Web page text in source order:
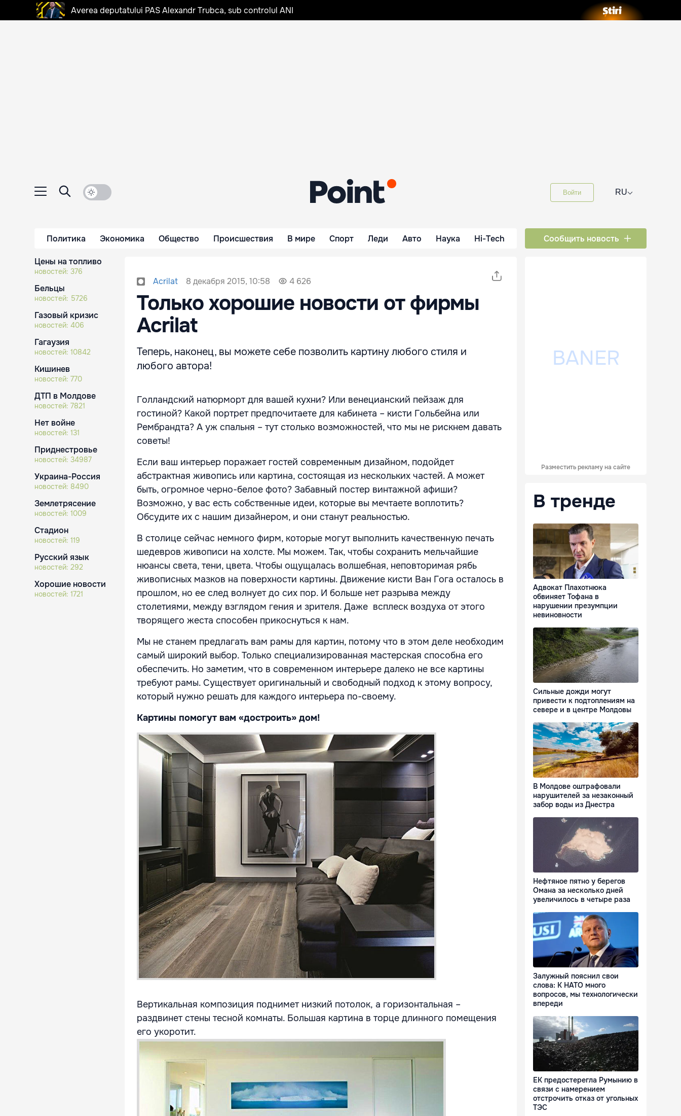
Averea deputatului PAS Alexandr Trubca, sub controlul ANI
Войти RU⌵
Политика Экономика Общество Происшествия В мире Спорт Леди Авто Наука Hi-Tech Сообщить новость
Цены на топливо
новостей: 376
Бельцы
новостей: 5726
Газовый кризис
новостей: 406
Гагаузия
новостей: 10842
Кишинев
новостей: 770
ДТП в Молдове
новостей: 7821
Нет войне
новостей: 131
Приднестровье
новостей: 34987
Украина-Россия
новостей: 8490
Землетрясение
новостей: 1009
Стадион
новостей: 119
Русский язык
новостей: 292
Хорошие новости
новостей: 1721
Acrilat 8 декабря 2015, 10:58 4 626
Только хорошие новости от фирмы
Acrilat
Теперь, наконец, вы можете себе позволить картину любого стиля и
любого автора!
Голландский натюрморт для вашей кухни? Или венецианский пейзаж для
гостиной? Какой портрет предпочитаете для кабинета – кисти Гольбейна или
Рембрандта? А уж спальня – тут столько возможностей, что мы не рискнем давать
советы!
Если ваш интерьер поражает гостей современным дизайном, подойдет
абстрактная живопись или картина, состоящая из нескольких частей. А может
быть, огромное черно-белое фото? Забавный постер винтажной афиши?
Возможно, у вас есть собственные идеи, которые вы мечтаете воплотить?
Обсудите их с нашим дизайнером, и они станут реальностью.
В столице сейчас немного фирм, которые могут выполнить качественную печать
шедевров живописи на холсте. Мы можем. Так, чтобы сохранить мельчайшие
нюансы света, тени, цвета. Чтобы ощущалась волшебная, неповторимая рябь
живописных мазков на поверхности картины. Движение кисти Ван Гога осталось в
прошлом, но ее след волнует до сих пор. И больше нет разрыва между
столетиями, между взглядом гения и зрителя. Даже всплеск воздуха от этого
творящего жеста способен прикоснуться к нам.
Мы не станем предлагать вам рамы для картин, потому что в этом деле необходим
самый широкий выбор. Только специализированная мастерская способна его
обеспечить. Но заметим, что в современном интерьере далеко не все картины
требуют рамы. Существует оригинальный и свободный подход к этому вопросу,
который нужно решать для каждого интерьера по-своему.
Картины помогут вам «достроить» дом!
Вертикальная композиция поднимет низкий потолок, а горизонтальная –
раздвинет стены тесной комнаты. Большая картина в торце длинного помещения
его укоротит.
Разместить рекламу на сайте
В тренде
Адвокат Плахотнюка
обвиняет Тофана в
нарушении презумпции
невиновности
Сильные дожди могут
привести к подтоплениям на
севере и в центре Молдовы
В Молдове оштрафовали
нарушителей за незаконный
забор воды из Днестра
Нефтяное пятно у берегов
Омана за несколько дней
увеличилось в четыре раза
Залужный пояснил свои
слова: К НАТО много
вопросов, мы технологически
впереди
ЕК предостерегла Румынию в
связи с намерением
отстрочить отказ от угольных
ТЭС